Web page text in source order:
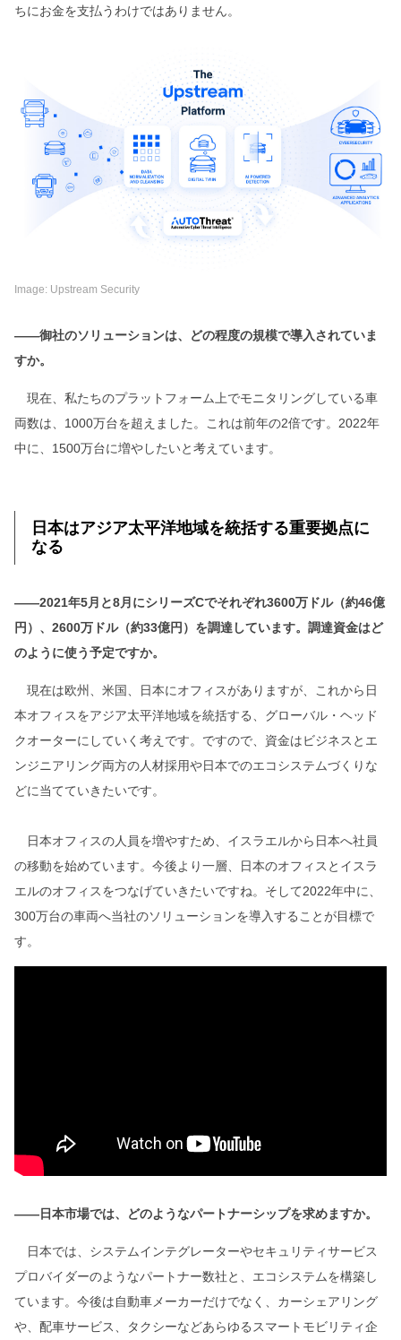
ちにお金を支払うわけではありません。
Image: Upstream Security
――御社のソリューションは、どの程度の規模で導入されていま
すか。
現在、私たちのプラットフォーム上でモニタリングしている車
両数は、1000万台を超えました。これは前年の2倍です。2022年
中に、1500万台に増やしたいと考えています。
日本はアジア太平洋地域を統括する重要拠点に
なる
――2021年5月と8月にシリーズCでそれぞれ3600万ドル（約46億
円）、2600万ドル（約33億円）を調達しています。調達資金はど
のように使う予定ですか。
現在は欧州、米国、日本にオフィスがありますが、これから日
本オフィスをアジア太平洋地域を統括する、グローバル・ヘッド
クオーターにしていく考えです。ですので、資金はビジネスとエ
ンジニアリング両方の人材採用や日本でのエコシステムづくりな
どに当てていきたいです。
日本オフィスの人員を増やすため、イスラエルから日本へ社員
の移動を始めています。今後より一層、日本のオフィスとイスラ
エルのオフィスをつなげていきたいですね。そして2022年中に、
300万台の車両へ当社のソリューションを導入することが目標で
す。
――日本市場では、どのようなパートナーシップを求めますか。
日本では、システムインテグレーターやセキュリティサービス
プロバイダーのようなパートナー数社と、エコシステムを構築し
ています。今後は自動車メーカーだけでなく、カーシェアリング
や、配車サービス、タクシーなどあらゆるスマートモビリティ企